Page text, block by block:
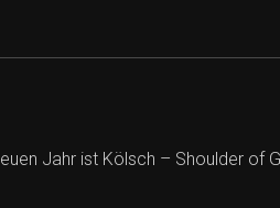
Jahr ist Kölsch – Shoulder of